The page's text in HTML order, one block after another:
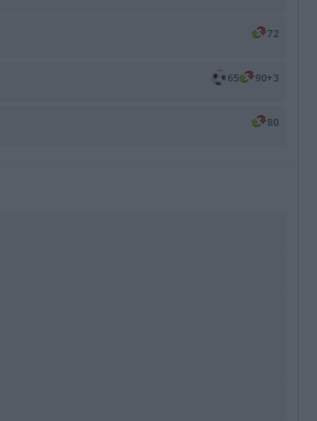
72
65 90+3
80